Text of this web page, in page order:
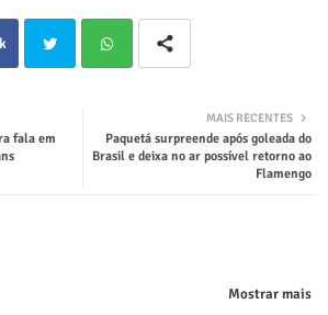
ter tsap
MAIS RECENTES
Paquetá surpreende após goleada do
Brasil e deixa no ar possível retorno ao
Flamengo
fala em
Mostrar mais